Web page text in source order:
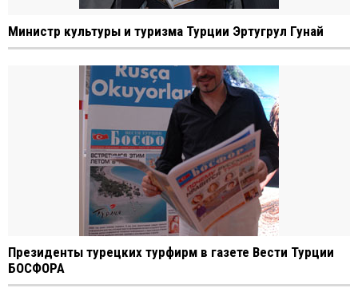
Министр культуры и туризма Турции Эртугрул Гунай
Президенты турецких турфирм в газете Вести Турции
БОСФОРА